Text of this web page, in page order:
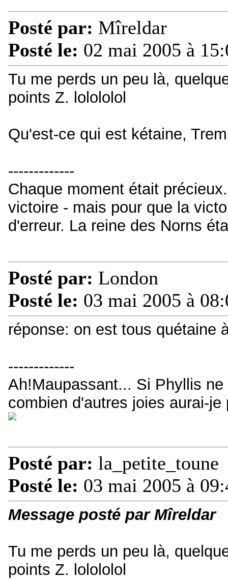
Posté par: Mîreldar
Posté le: 02 mai 2005 à
Tu me perds un peu là,
points Z. lolololol
Qu'est-ce qui est kétaine,
-------------
Chaque moment était
victoire - mais pour que la
d'erreur. La reine des Norns
Posté par: London
Posté le: 03 mai 2005 à
réponse: on est tous quétaine
-------------
Ah!Maupassant... Si Phyllis
combien d'autres joies aurai-je
Posté par: la_petite_toune
Posté le: 03 mai 2005 à
Message posté par Mîreldar
Tu me perds un peu là,
points Z. lolololol